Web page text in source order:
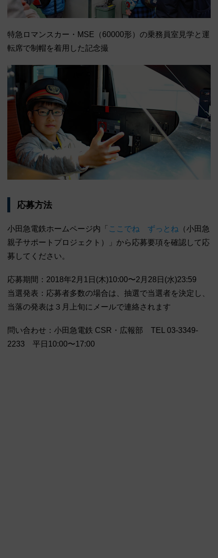
特急ロマンスカー・MSE（60000形）の乗務員室見学と運
転席で制帽を着用した記念撮
応募方法
小田急電鉄ホームページ内「 ここでね ずっとね （小田急
親子サポートプロジェクト）」から応募要項を確認して応
募してください。
応募期間：2018年2月1日(木)10:00〜2月28日(水)23:59
当選発表：応募者多数の場合は、抽選で当選者を決定し、
当落の発表は３月上旬にメールで連絡されます
問い合わせ：小田急電鉄 CSR・広報部 TEL 03-3349-
2233 平日10:00〜17:00